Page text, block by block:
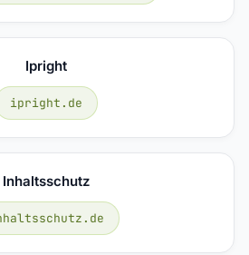
Ipright
ipright.de
Inhaltsschutz